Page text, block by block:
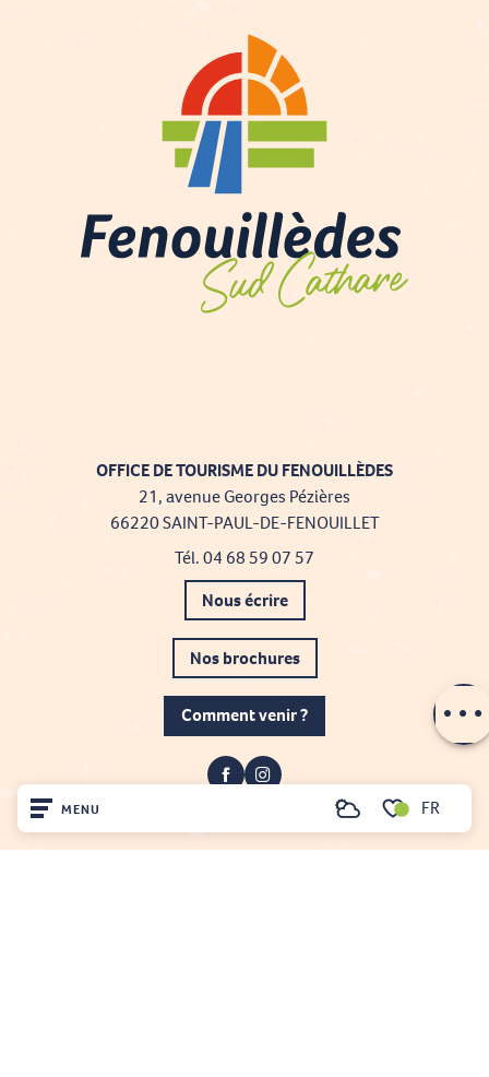
MENU
Voir les favoris
RechercheFR
OFFICE DE TOURISME DU FENOUILLÈDES
21, avenue Georges Pézières
66220 SAINT-PAUL-DE-FENOUILLET
Tél. 04 68 59 07 57
Nous écrire
Nos brochures
Comment venir ?